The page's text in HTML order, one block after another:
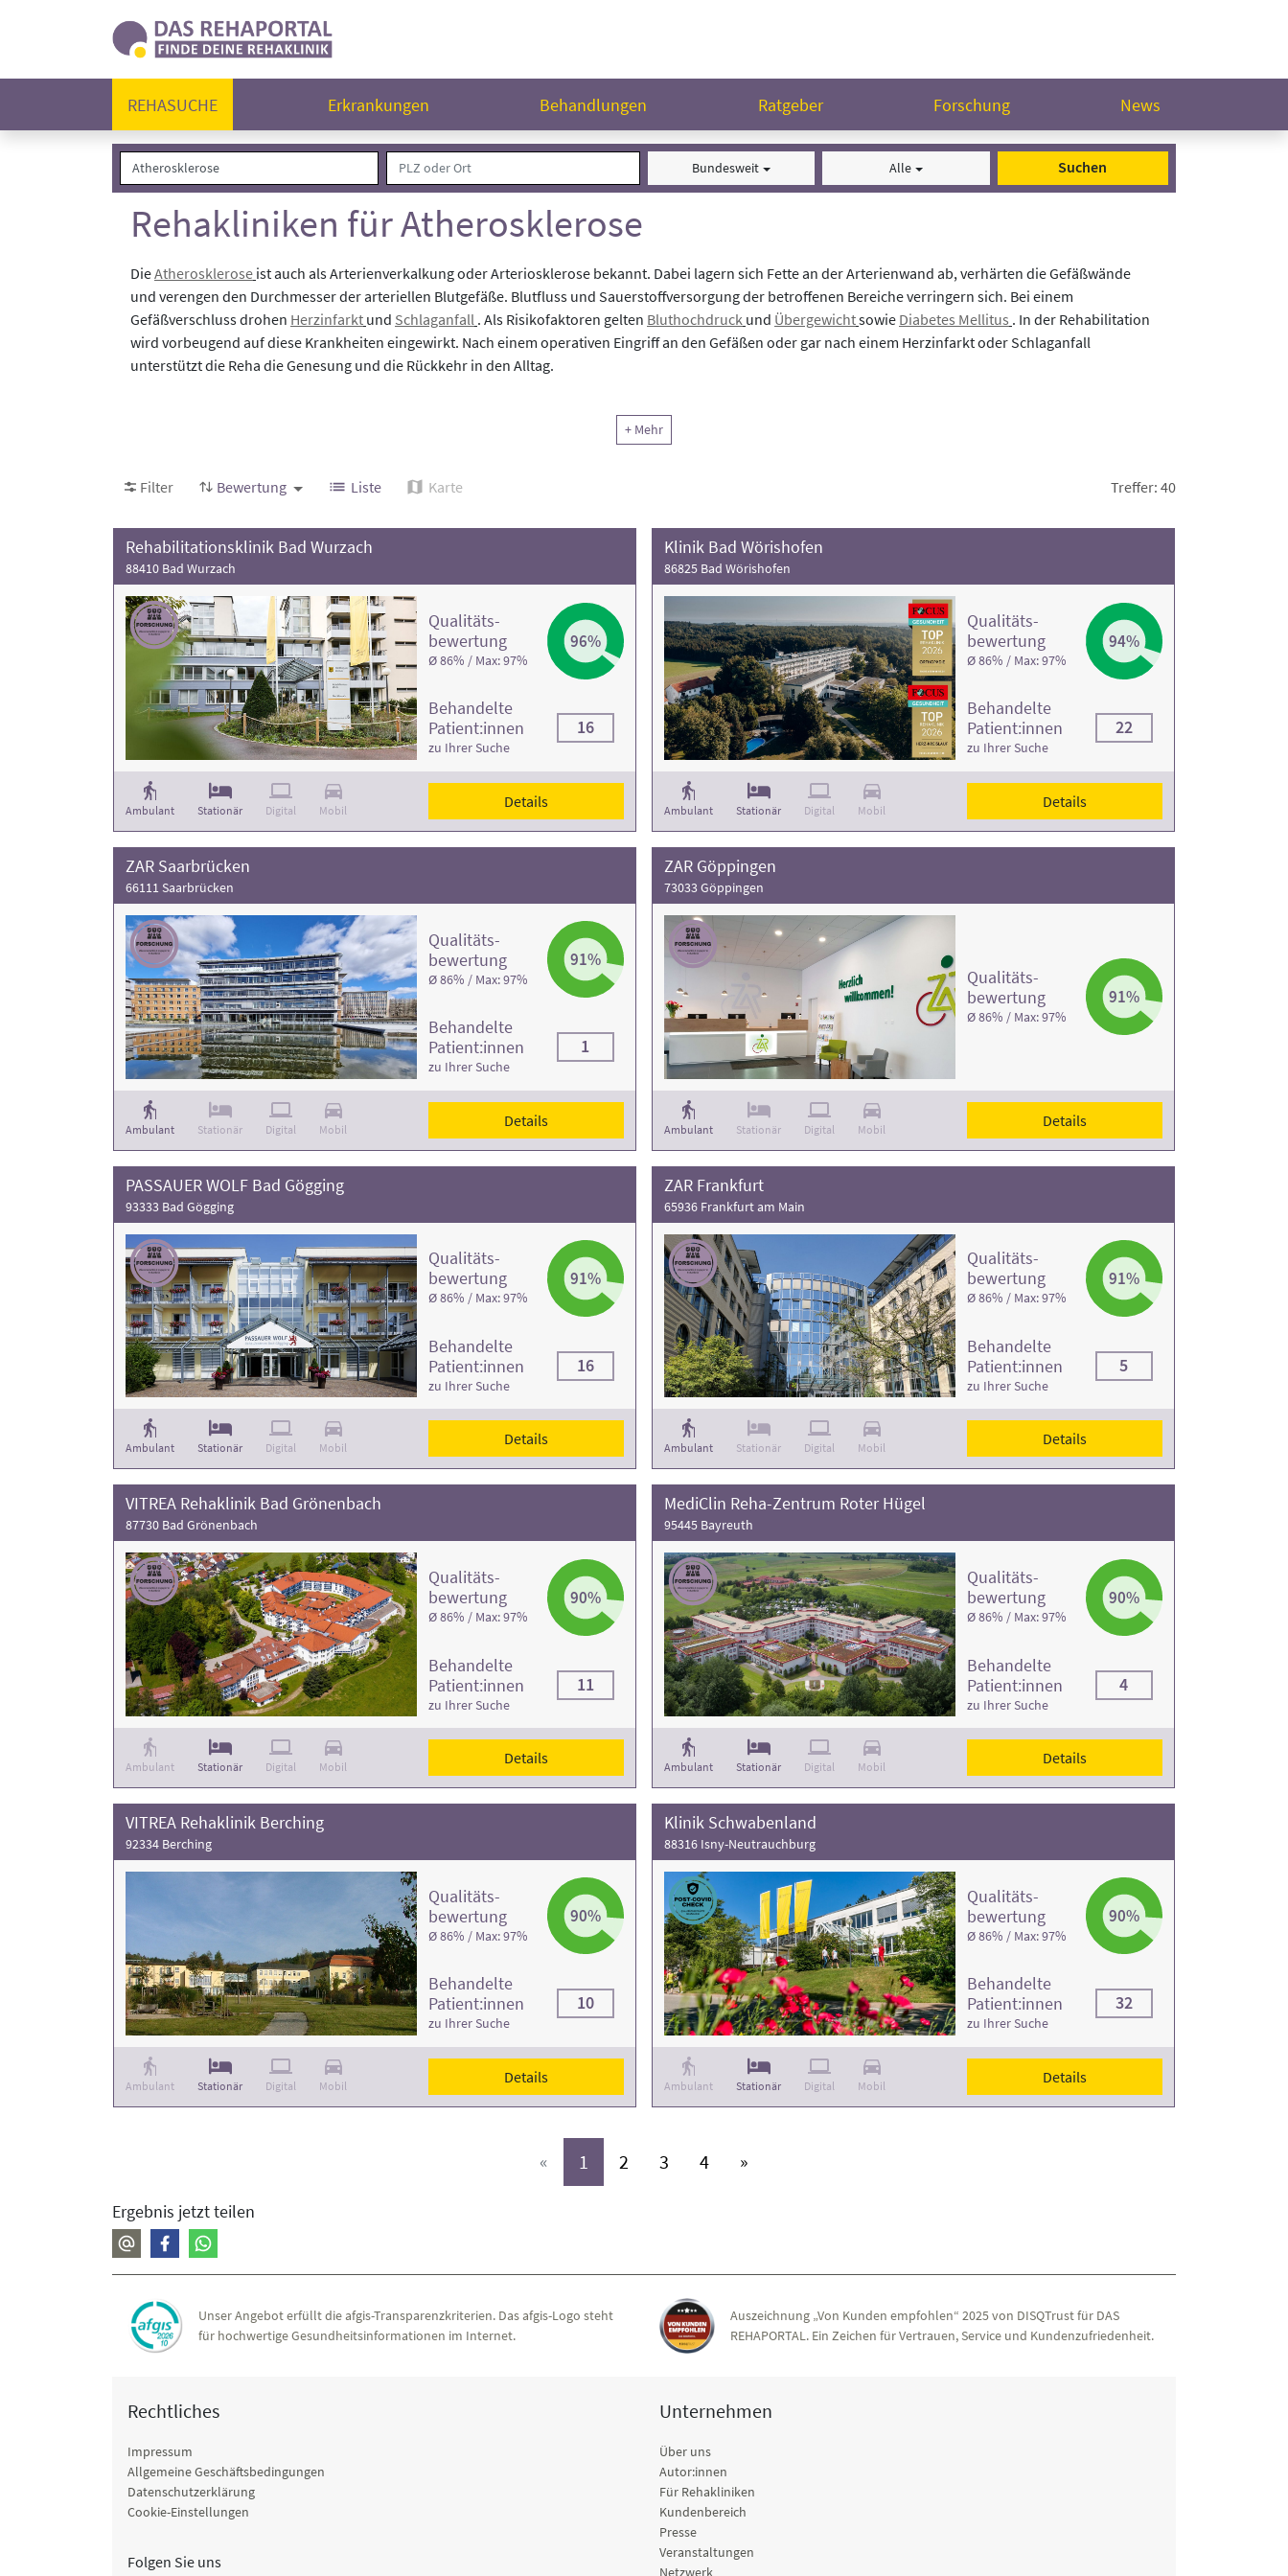
REHASUCHE Erkrankungen Behandlungen Ratgeber Forschung News
Bundesweit Alle Suchen
Rehakliniken für Atherosklerose
DieAtherosklerose ist auch als Arterienverkalkung oder Arteriosklerose bekannt. Dabei lagern sich Fette an der Arterienwand ab, verhärten die Gefäßwände
und verengen den Durchmesser der arteriellen Blutgefäße. Blutfluss und Sauerstoffversorgung der betroffenen Bereiche verringern sich. Bei einem
Gefäßverschluss drohen Herzinfarkt und Schlaganfall . Als Risikofaktoren gelten Bluthochdruck und Übergewichtsowie Diabetes Mellitus . In der Rehabilitation
wird vorbeugend auf diese Krankheiten eingewirkt. Nach einem operativen Eingriff an den Gefäßen oder gar nach einem Herzinfarkt oder Schlaganfall
unterstützt die Reha die Genesung und die Rückkehr in den Alltag.
Atherosklerosebehandelt.
. Weitere Informationen und die Kontaktdaten finden Sie in den jeweiligen Klinikprofilen.
+ Mehr
Filter Bewertung Liste Karte Treffer: 40
Rehabilitationsklinik Bad Wurzach
88410 Bad Wurzach
Ambulant Stationär Digital Mobil
Qualitäts­
bewertung
Ø 86% / Max: 97%
96%
Behandelte
Patient:innen
zu Ihrer Suche
16
Details
Klinik Bad Wörishofen
86825 Bad Wörishofen
Ambulant Stationär Digital Mobil
Qualitäts­
bewertung
Ø 86% / Max: 97%
94%
Behandelte
Patient:innen
zu Ihrer Suche
22
Details
ZAR Saarbrücken
66111 Saarbrücken
Ambulant Stationär Digital Mobil
Qualitäts­
bewertung
Ø 86% / Max: 97%
91%
Behandelte
Patient:innen
zu Ihrer Suche
1
Details
ZAR Göppingen
73033 Göppingen
Ambulant Stationär Digital Mobil
Qualitäts­
bewertung
Ø 86% / Max: 97%
91%
Details
PASSAUER WOLF Bad Gögging
93333 Bad Gögging
Ambulant Stationär Digital Mobil
Qualitäts­
bewertung
Ø 86% / Max: 97%
91%
Behandelte
Patient:innen
zu Ihrer Suche
16
Details
ZAR Frankfurt
65936 Frankfurt am Main
Ambulant Stationär Digital Mobil
Qualitäts­
bewertung
Ø 86% / Max: 97%
91%
Behandelte
Patient:innen
zu Ihrer Suche
5
Details
VITREA Rehaklinik Bad Grönenbach
87730 Bad Grönenbach
Ambulant Stationär Digital Mobil
Qualitäts­
bewertung
Ø 86% / Max: 97%
90%
Behandelte
Patient:innen
zu Ihrer Suche
11
Details
MediClin Reha-Zentrum Roter Hügel
95445 Bayreuth
Ambulant Stationär Digital Mobil
Qualitäts­
bewertung
Ø 86% / Max: 97%
90%
Behandelte
Patient:innen
zu Ihrer Suche
4
Details
VITREA Rehaklinik Berching
92334 Berching
Ambulant Stationär Digital Mobil
Qualitäts­
bewertung
Ø 86% / Max: 97%
90%
Behandelte
Patient:innen
zu Ihrer Suche
10
Details
Klinik Schwabenland
88316 Isny-Neutrauchburg
Ambulant Stationär Digital Mobil
Qualitäts­
bewertung
Ø 86% / Max: 97%
90%
Behandelte
Patient:innen
zu Ihrer Suche
32
Details
« 1 (aktiv)
2 (aktiv)
3 (aktiv)
4(aktiv)
»
Ergebnis jetzt teilen
Unser Angebot erfüllt die afgis-Transparenzkriterien. Das afgis-Logo steht
für hochwertige Gesundheitsinformationen im Internet.
Auszeichnung „Von Kunden empfohlen“ 2025 von DISQTrust für DAS
REHAPORTAL. Ein Zeichen für Vertrauen, Service und Kundenzufriedenheit.
Rechtliches
Impressum
Allgemeine Geschäftsbedingungen
Datenschutzerklärung
Cookie-Einstellungen
Folgen Sie uns
Unternehmen
Über uns
Autor:innen
Für Rehakliniken
Kundenbereich
Presse
Veranstaltungen
Netzwerk